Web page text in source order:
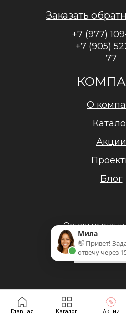
Главная Каталог Акции
+7 (977)
+7 (905)
77
О
Акции
Оставьте
Заказать
Политика
Блог
Мила
👋 Привет!
отвечу через